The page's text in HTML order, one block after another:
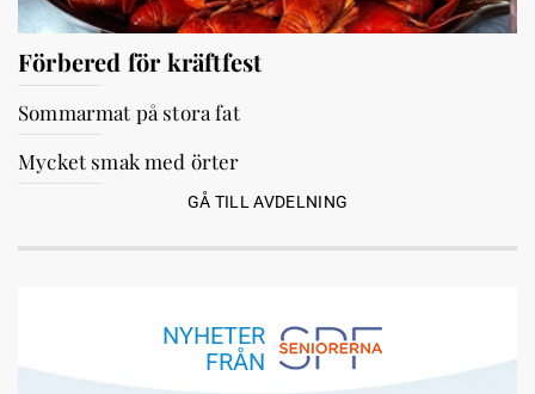
Förbered för kräftfest
Sommarmat på stora fat
Mycket smak med örter
GÅ TILL AVDELNING
NYHETER
FRÅN